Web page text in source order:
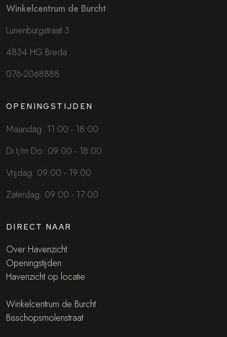
Winkelcentrum de Burcht
Lunenburgstraat 3
4834 HG Breda
076-2068888
OPENINGSTIJDEN
Maandag: 11:00 - 18:00
Di t/m Do: 09:00 - 18:00
Vrijdag: 09:00 - 19:00
Zaterdag: 09:00 - 17:00
DIRECT NAAR
Over Havenzicht
Openingstijden
Havenzicht op locatie
Winkelcentrum de Burcht
Bisschopsmolenstraat